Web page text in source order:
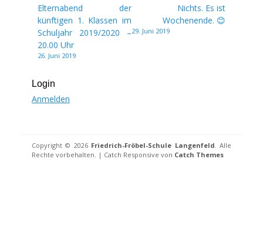
Beitragsnavigation
Elternabend der
künftigen 1. Klassen im
Schuljahr 2019/2020 –
20.00 Uhr
26. Juni 2019
Nichts. Es ist
Wochenende. 😊
29. Juni 2019
Login
Anmelden
Copyright © 2026 Friedrich-Fröbel-Schule Langenfeld . Alle
Rechte vorbehalten. | Catch Responsive von Catch Themes